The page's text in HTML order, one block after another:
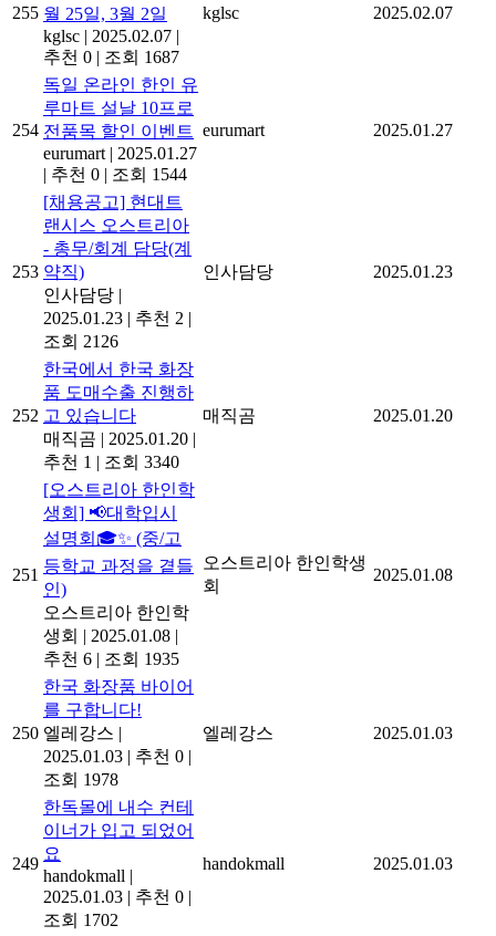
255 월 25일, 3월 2일
kglsc | 2025.02.07 |
추천 0 | 조회 1687
kglsc 2025.02.07
254
독일 온라인 한인 유
루마트 설날 10프로
전품목 할인 이벤트
eurumart | 2025.01.27
| 추천 0 | 조회 1544
eurumart 2025.01.27
253
[채용공고] 현대트
랜시스 오스트리아
- 총무/회계 담당(계
약직)
인사담당 |
2025.01.23 | 추천 2 |
조회 2126
인사담당 2025.01.23
252
한국에서 한국 화장
품 도매수출 진행하
고 있습니다
매직곰 | 2025.01.20 |
추천 1 | 조회 3340
매직곰 2025.01.20
251
[오스트리아 한인학
생회] 📢대학입시
설명회🎓✨ (중/고
등학교 과정을 곁들
인)
오스트리아 한인학
생회 | 2025.01.08 |
추천 6 | 조회 1935
오스트리아 한인학생
회
2025.01.08
250
한국 화장품 바이어
를 구합니다!
엘레강스 |
2025.01.03 | 추천 0 |
조회 1978
엘레강스 2025.01.03
249
한독몰에 내수 컨테
이너가 입고 되었어
요
handokmall |
2025.01.03 | 추천 0 |
조회 1702
handokmall 2025.01.03